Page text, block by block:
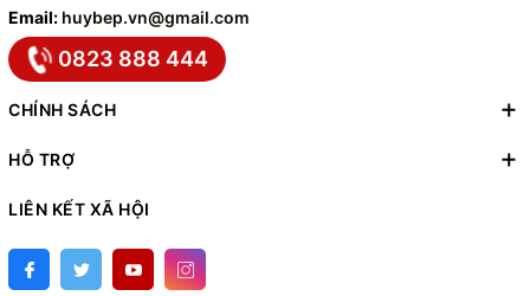
Email: huybep.vn@gmail.com
0823 888 444
CHÍNH SÁCH
HỖ TRỢ
LIÊN KẾT XÃ HỘI